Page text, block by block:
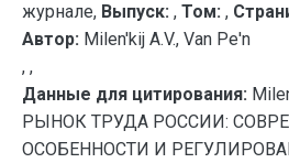
журнале, Выпуск: , Том: ,
Автор: Milen'kij A.V., Van Pe'n
, ,
Данные для цитирования:
РЫНОК ТРУДА РОССИИ:
ОСОБЕННОСТИ И